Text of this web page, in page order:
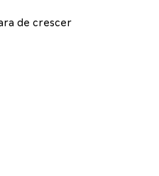
de crescer